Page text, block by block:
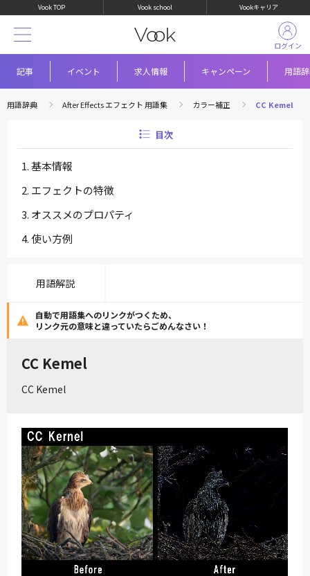
Vook TOP Vook school Vookキャリア
記事 イベント 求人情報 キャンペーン 用語
ログイン
用語辞典 After Effects エフェクト 用語集 カラー補正 CC Kemel
目次
基本情報
エフェクトの特徴
オススメのプロパティ
使い方例
用語解説
自動で用語集へのリンクがつくため、
リンク元の意味と違っていたらごめんなさい！
CC Kemel
CC Kemel